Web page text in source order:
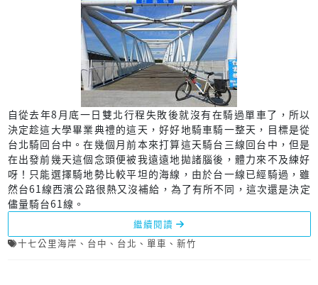
自從去年8月底一日雙北行程失敗後就沒有在騎過單車了，所以
決定趁這大學畢業典禮的這天，好好地騎車騎一整天，目標是從
台北騎回台中。在幾個月前本來打算這天騎台三線回台中，但是
在出發前幾天這個念頭便被我遠遠地拋諸腦後，體力來不及練好
呀！只能選擇騎地勢比較平坦的海線，由於台一線已經騎過，雖
然台61線西濱公路很熱又沒補給，為了有所不同，這次還是決定
儘量騎台61線。
繼續閱讀
十七公里海岸 、 台中 、 台北 、 單車 、 新竹